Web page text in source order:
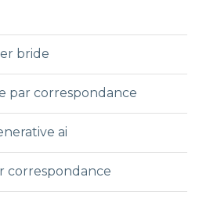
bride
par correspondance
ai
correspondance